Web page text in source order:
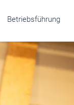
Betriebsführung